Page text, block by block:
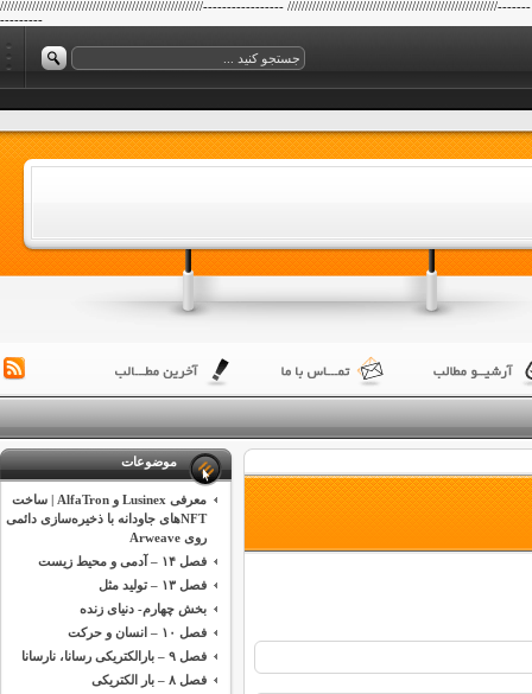
/////////////////////////////////////////////////////////----------------- ///////////////////////////////////////////////////////////-------
---------
موضوعات
معرفی Lusinex و AlfaTron | ساخت
NFTهای جاودانه با ذخیره‌سازی دائمی
روی Arweave
فصل ۱۴ – آدمی و محیط زیست
فصل ۱۳ – تولید مثل
بخش چهارم- دنیای زنده
فصل ۱۰ – انسان و حرکت
فصل ۹ – بارالکتریکی رسانا، نارسانا
فصل ۸ – بار الکتریکی